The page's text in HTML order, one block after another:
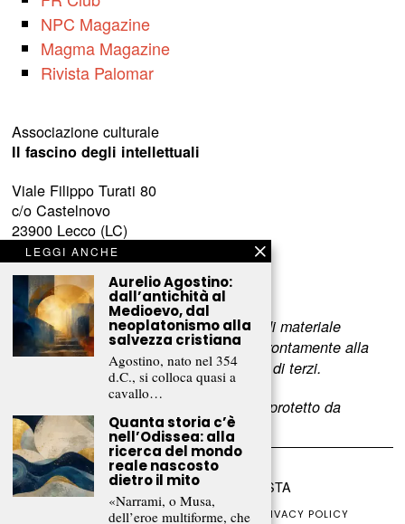
NPC Magazine
Magma Magazine
Rivista Palomar
Associazione culturale
Il fascino degli intellettuali
Viale Filippo Turati 80
c/o Castelnovo
23900 Lecco (LC)
www.fascinointellettuali.it
info[at]fascinointellettuali.it
Per segnalare eventuali errori nell’uso di materiale
riservato,scriveteci e provvederemo prontamente alla
rimozione del materiale lesivo dei diritti di terzi.
L’intero contenuto di questo sito web è protetto da
copyright.
©2026FRAMMENTI RIVISTA
CHI SIAMO FR CLUB COLLABORA
PRIVACY POLICY
LEGGI ANCHE
Aurelio Agostino:
dall’antichità al
Medioevo, dal
neoplatonismo alla
salvezza cristiana
Agostino, nato nel 354
d.C., si colloca quasi a
cavallo…
Quanta storia c’è
nell’Odissea: alla
ricerca del mondo
reale nascosto
dietro il mito
«Narrami, o Musa,
dell’eroe multiforme, che